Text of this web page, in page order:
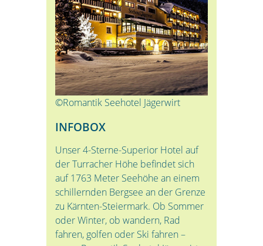
©Romantik Seehotel Jägerwirt
INFOBOX
Unser 4-Sterne-Superior Hotel auf
der Turracher Höhe befindet sich
auf 1763 Meter Seehöhe an einem
schillernden Bergsee an der Grenze
zu Kärnten-Steiermark. Ob Sommer
oder Winter, ob wandern, Rad
fahren, golfen oder Ski fahren –